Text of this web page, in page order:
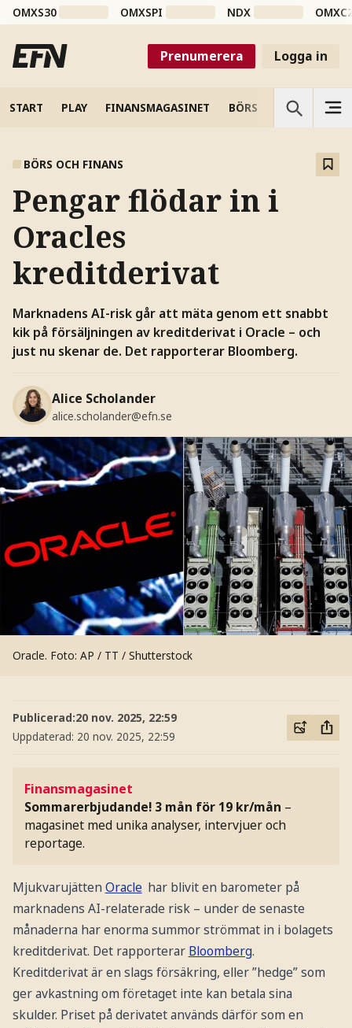
OMXS30 OMXSPI NDX
Prenumerera Logga in
START PLAY FINANSMAGASINET BÖRS VETENSKAP
BÖRS OCH FINANS
Pengar flödar in i
Oracles
kreditderivat
Marknadens AI-risk går att mäta genom ett snabbt
kik på försäljningen av kreditderivat i Oracle – och
just nu skenar de. Det rapporterar Bloomberg.
Alice Scholander
alice.scholander@efn.se
Oracle. Foto: AP / TT / Shutterstock
Publicerad:20 nov. 2025, 22:59
Uppdaterad: 20 nov. 2025, 22:59
Finansmagasinet
Sommarerbjudande! 3 mån för 19 kr/mån –
magasinet med unika analyser, intervjuer och
reportage.
Mjukvarujätten Oracle har blivit en barometer på
marknadens AI-relaterade risk – under de senaste
månaderna har enorma summor strömmat in i bolagets
kreditderivat. Det rapporterar Bloomberg.
Kreditderivat är en slags försäkring, eller ”hedge” som
ger avkastning om företaget inte kan betala sina
skulder. Priset på derivatet används därför som en